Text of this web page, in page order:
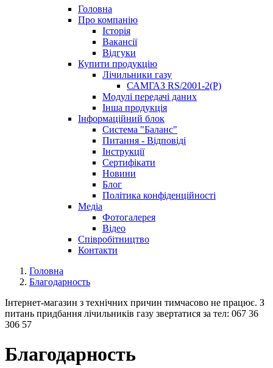
Головна
Про компанію
Історія
Вакансії
Відгуки
Купити продукцію
Лічильники газу
САМГАЗ RS/2001-2(Р)
Модулі передачі даних
Інша продукція
Інформаційний блок
Система "Баланс"
Питання - Відповіді
Інструкції
Сертифікати
Новини
Блог
Політика конфіденційності
Медіа
Фотогалерея
Відео
Співробітництво
Контакти
Головна
Благодарность
Інтернет-магазин з технічних причин тимчасово не працює. З
питань придбання лічильників газу звертатися за тел: 067 36
306 57
Благодарность